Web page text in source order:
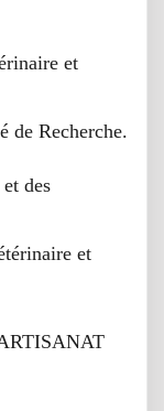
et
de Recherche.
des
et